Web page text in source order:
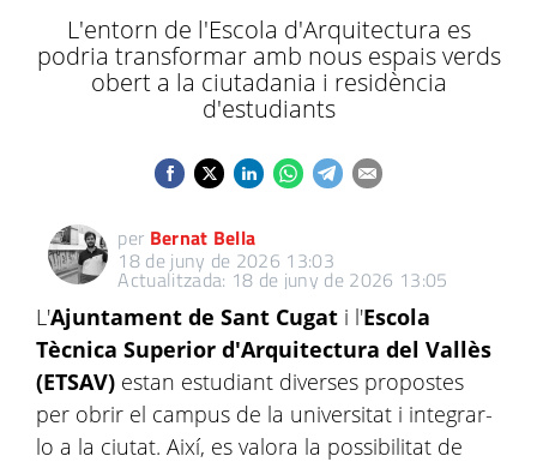
L'entorn de l'Escola d'Arquitectura es
podria transformar amb nous espais verds
obert a la ciutadania i residència
d'estudiants
per Bernat Bella
18 de juny de 2026 13:03
Actualitzada: 18 de juny de 2026 13:05
L'Ajuntament de Sant Cugat i l'Escola
Tècnica Superior d'Arquitectura del Vallès
(ETSAV) estan estudiant diverses propostes
per obrir el campus de la universitat i integrar-
lo a la ciutat. Així, es valora la possibilitat de